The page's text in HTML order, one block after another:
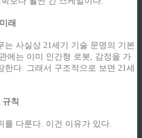
래
는 사실상 21세기 기술 문명의 기본
에는 이미 인간형 로봇, 감정을 가
다. 그래서 구조적으로 보면 21세
칙
를 다룬다. 이건 이유가 있다.